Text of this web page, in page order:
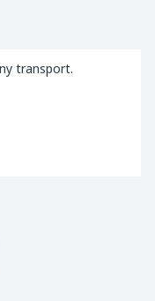
transport.